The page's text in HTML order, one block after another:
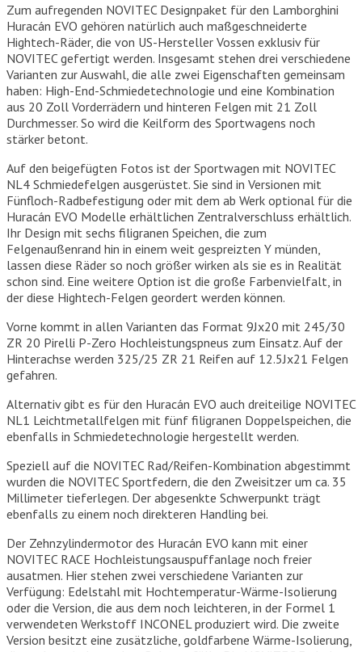
Zum aufregenden NOVITEC Designpaket für den Lamborghini
Huracán EVO gehören natürlich auch maßgeschneiderte
Hightech-Räder, die von US-Hersteller Vossen exklusiv für
NOVITEC gefertigt werden. Insgesamt stehen drei verschiedene
Varianten zur Auswahl, die alle zwei Eigenschaften gemeinsam
haben: High-End-Schmiedetechnologie und eine Kombination
aus 20 Zoll Vorderrädern und hinteren Felgen mit 21 Zoll
Durchmesser. So wird die Keilform des Sportwagens noch
stärker betont.
Auf den beigefügten Fotos ist der Sportwagen mit NOVITEC
NL4 Schmiedefelgen ausgerüstet. Sie sind in Versionen mit
Fünfloch-Radbefestigung oder mit dem ab Werk optional für die
Huracán EVO Modelle erhältlichen Zentralverschluss erhältlich.
Ihr Design mit sechs filigranen Speichen, die zum
Felgenaußenrand hin in einem weit gespreizten Y münden,
lassen diese Räder so noch größer wirken als sie es in Realität
schon sind. Eine weitere Option ist die große Farbenvielfalt, in
der diese Hightech-Felgen geordert werden können.
Vorne kommt in allen Varianten das Format 9Jx20 mit 245/30
ZR 20 Pirelli P-Zero Hochleistungspneus zum Einsatz. Auf der
Hinterachse werden 325/25 ZR 21 Reifen auf 12.5Jx21 Felgen
gefahren.
Alternativ gibt es für den Huracán EVO auch dreiteilige NOVITEC
NL1 Leichtmetallfelgen mit fünf filigranen Doppelspeichen, die
ebenfalls in Schmiedetechnologie hergestellt werden.
Speziell auf die NOVITEC Rad/Reifen-Kombination abgestimmt
wurden die NOVITEC Sportfedern, die den Zweisitzer um ca. 35
Millimeter tieferlegen. Der abgesenkte Schwerpunkt trägt
ebenfalls zu einem noch direkteren Handling bei.
Der Zehnzylindermotor des Huracán EVO kann mit einer
NOVITEC RACE Hochleistungsauspuffanlage noch freier
ausatmen. Hier stehen zwei verschiedene Varianten zur
Verfügung: Edelstahl mit Hochtemperatur-Wärme-Isolierung
oder die Version, die aus dem noch leichteren, in der Formel 1
verwendeten Werkstoff INCONEL produziert wird. Die zweite
Version besitzt eine zusätzliche, goldfarbene Wärme-Isolierung,